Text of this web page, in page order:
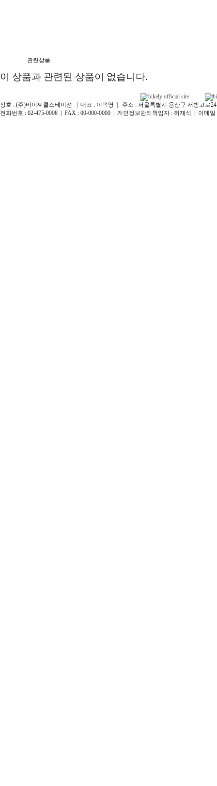
관련상품
이 상품과 관련된 상품이 없습니다.
상호 : (주)바이씨클스테이션 | 대표 : 이덕영 | 주소 : 서울특별시 용산구 서빙고로
전화번호 : 02-475-0098 | FAX : 00-000-0000 | 개인정보관리책임자 : 허재석 | 이메일 :